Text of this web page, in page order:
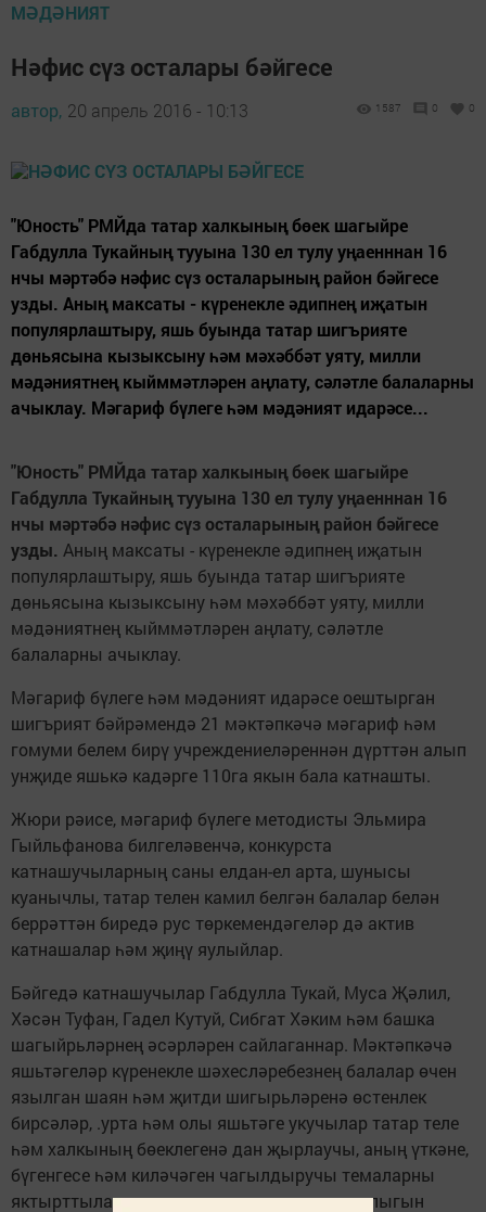
МӘДӘНИЯТ
Нәфис сүз осталары бәйгесе
автор, 20 апрель 2016 - 10:13 1587 0 0
"Юность" РМЙда татар халкының бөек шагыйре
Габдулла Тукайның тууына 130 ел тулу уңаенннан 16
нчы мәртәбә нәфис сүз осталарының район бәйгесе
узды. Аның максаты - күренекле әдипнең иҗатын
популярлаштыру, яшь буында татар шигърияте
дөньясына кызыксыну һәм мәхәббәт уяту, милли
мәдәниятнең кыйммәтләрен аңлату, сәләтле балаларны
ачыклау. Мәгариф бүлеге һәм мәдәният идарәсе...
"Юность" РМЙда татар халкының бөек шагыйре
Габдулла Тукайның тууына 130 ел тулу уңаенннан 16
нчы мәртәбә нәфис сүз осталарының район бәйгесе
узды. Аның максаты - күренекле әдипнең иҗатын
популярлаштыру, яшь буында татар шигърияте
дөньясына кызыксыну һәм мәхәббәт уяту, милли
мәдәниятнең кыйммәтләрен аңлату, сәләтле
балаларны ачыклау.
Мәгариф бүлеге һәм мәдәният идарәсе оештырган
шигърият бәйрәмендә 21 мәктәпкәчә мәгариф һәм
гомуми белем бирү учреждениеләреннән дүрттән алып
унҗиде яшькә кадәрге 110га якын бала катнашты.
Жюри рәисе, мәгариф бүлеге методисты Эльмира
Гыйльфанова билгеләвенчә, конкурста
катнашучыларның саны елдан-ел арта, шунысы
куанычлы, татар телен камил белгән балалар белән
беррәттән биредә рус төркемендәгеләр дә актив
катнашалар һәм җиңү яулыйлар.
Бәйгедә катнашучылар Габдулла Тукай, Муса Җәлил,
Хәсән Туфан, Гадел Кутуй, Сибгат Хәким һәм башка
шагыйрьләрнең әсәрләрен сайлаганнар. Мәктәпкәчә
яшьтәгеләр күренекле шәхесләребезнең балалар өчен
язылган шаян һәм җитди шигырьләренә өстенлек
бирсәләр, .урта һәм олы яшьтәге укучылар татар теле
һәм халкының бөеклегенә дан җырлаучы, аның үткәне,
бүгенгесе һәм киләчәген чагылдыручы темаларны
яктырттылар, туган як, туган җирнең матурлыгын